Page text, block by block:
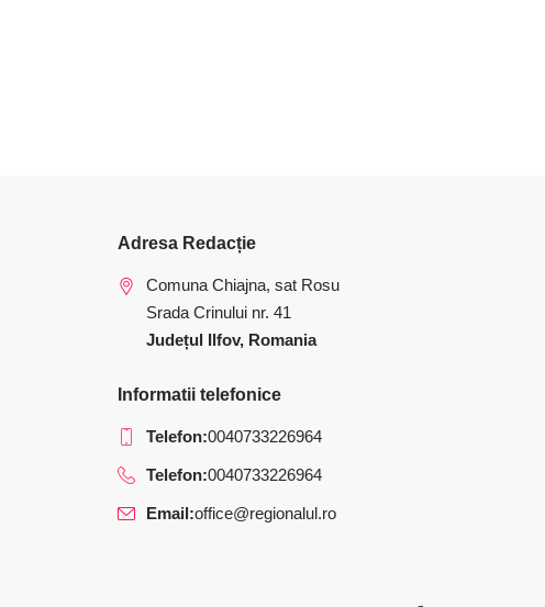
Adresa Redacție
Comuna Chiajna, sat Rosu
Srada Crinului nr. 41
Județul Ilfov, Romania
Informatii telefonice
Telefon:0040733226964
Telefon:0040733226964
Email:office@regionalul.ro